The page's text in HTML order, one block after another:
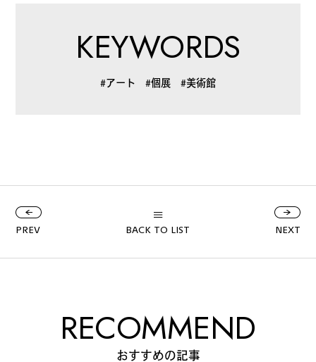
#カフェ
FOLLOW US
公式SNSはこちら
Instagra
Threads
KEYWORDS
#アート #個展 #美術館
PREV BACK TO LIST NEXT
RECOMMEND
おすすめの記事